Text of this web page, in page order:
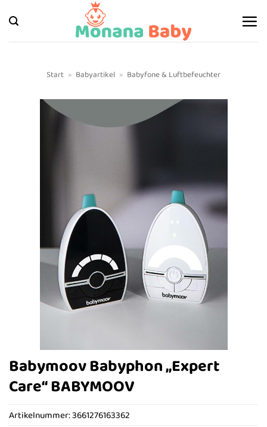
Inhalt
springen
Start » Babyartikel » Babyfone & Luftbefeuchter
Babymoov Babyphon „Expert
Care“ BABYMOOV
Artikelnummer:3661276163362